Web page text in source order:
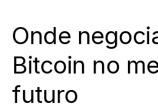
Onde
Bitcoin no
futuro